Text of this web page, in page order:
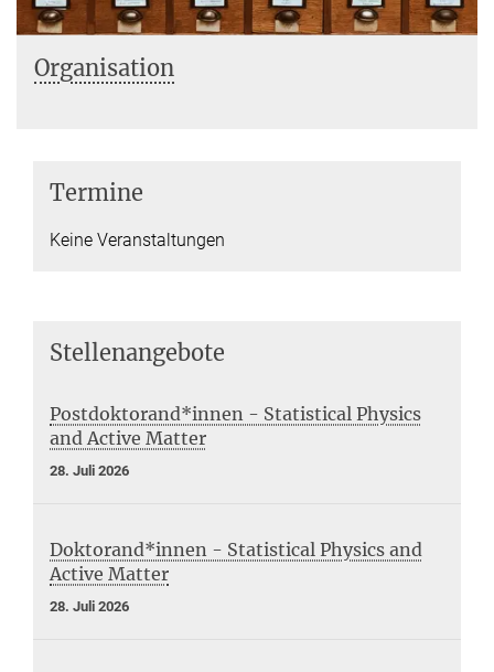
Organisation
Termine
Keine Veranstaltungen
Stellenangebote
Postdoktorand*innen - Statistical Physics
and Active Matter
28. Juli 2026
Doktorand*innen - Statistical Physics and
Active Matter
28. Juli 2026